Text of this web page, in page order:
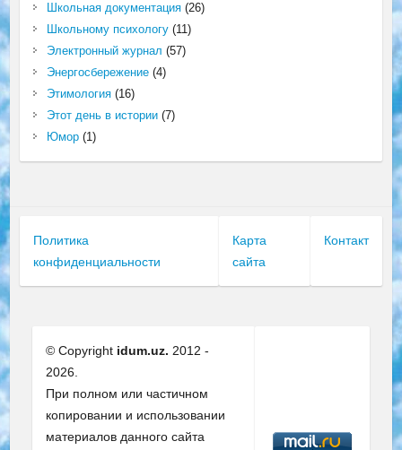
Школьная документация(26)
Школьному психологу(11)
Электронный журнал (57)
Энергосбережение(4)
Этимология(16)
Этот день в истории(7)
Юмор(1)
Политика
конфиденциальности
Карта
сайта
Контакт
© Copyright idum.uz. 2012 -
2026.
При полном или частичном
копировании и использовании
материалов данного сайта